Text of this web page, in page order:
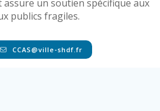
un soutien spécifique aux
publics fragiles.
CCAS@ville-shdf.fr